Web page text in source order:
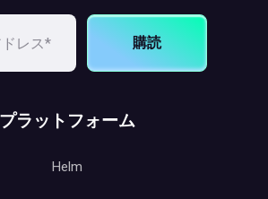
購読
プラットフォーム
Helm